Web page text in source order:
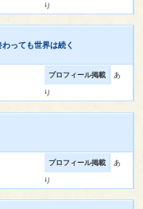
り
っても世界は続く
プロフィール掲載 あ
り
プロフィール掲載 あ
り